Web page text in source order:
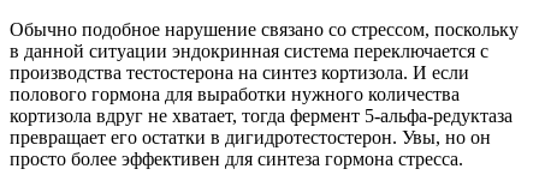
Обычно подобное нарушение связано со стрессом, поскольку
в данной ситуации эндокринная система переключается с
производства тестостерона на синтез кортизола. И если
полового гормона для выработки нужного количества
кортизола вдруг не хватает, тогда фермент 5-альфа-редуктаза
превращает его остатки в дигидротестостерон. Увы, но он
просто более эффективен для синтеза гормона стресса.